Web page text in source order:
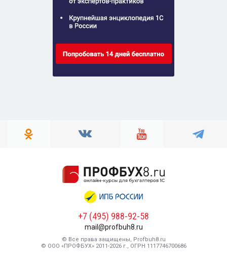
+7 (495) 988-92-58
mail@profbuh8.ru
© Все права защищены, Profbuh8.ru
© ООО «ПРОФБУХ» 2011-2026 г., ОГРН 1117746700686